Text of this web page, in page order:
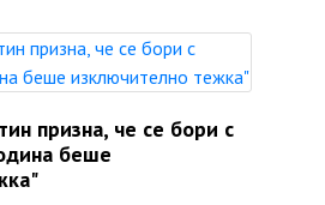
призна, че се бори с
беше